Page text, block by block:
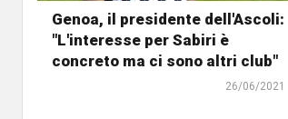
Genoa, il presidente dell'Ascoli:
"L'interesse per Sabiri è
concreto ma ci sono altri club"
26/06/2021